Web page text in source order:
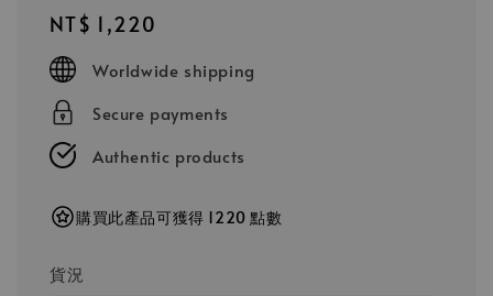
Regular
price
NT$ 1,220
Worldwide shipping
Secure payments
Authentic products
購買此產品可獲得 1220 點數
貨況